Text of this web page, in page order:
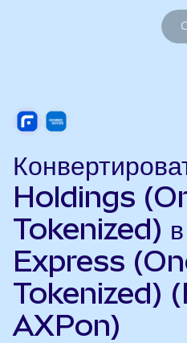
Holdings
Tokenized)
Express
Tokenized)
AXPon)